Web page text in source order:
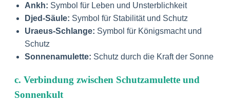
Ankh: Symbol für Leben und Unsterblichkeit
Djed-Säule: Symbol für Stabilität und Schutz
Uraeus-Schlange: Symbol für Königsmacht und
Schutz
Sonnenamulette: Schutz durch die Kraft der Sonne
c. Verbindung zwischen Schutzamulette und
Sonnenkult